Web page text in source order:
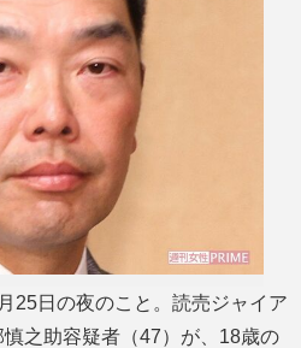
25日の夜のこと。読売ジャイア
之助容疑者（47）が、18歳の